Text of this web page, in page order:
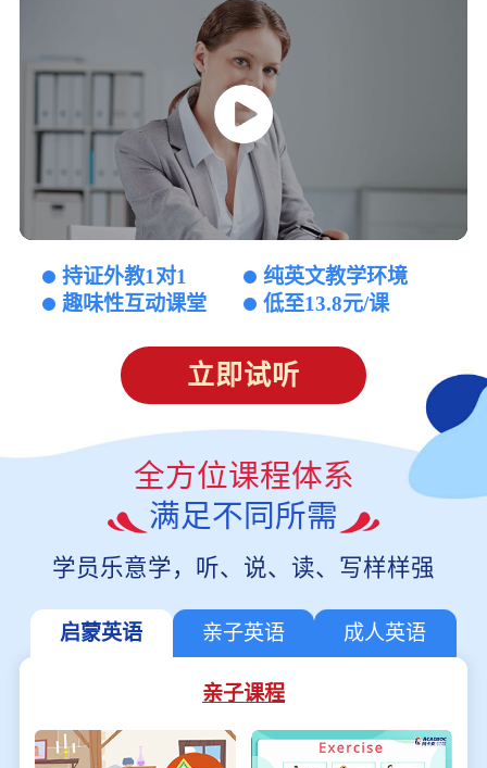
持证外教1对1
纯英文教学环境
趣味性互动课堂
低至13.8元/课
立即试听
全方位课程体系
满足不同所需
学员乐意学，听、说、读、写样样强
启蒙英语 亲子英语 成人英语
亲子课程